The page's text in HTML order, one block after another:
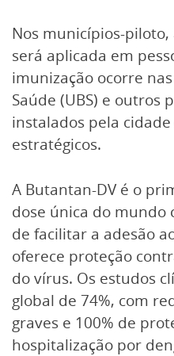
Nos municípios-
será aplicada em
imunização ocorre
Saúde (UBS) e outros
instalados pela
estratégicos.
A Butantan-DV é o
dose única do mundo
de facilitar a adesão
oferece proteção
do vírus. Os estudos
global de 74%, com
graves e 100% de
hospitalização por